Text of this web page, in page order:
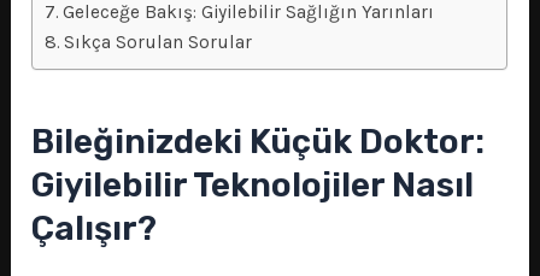
Geleceğe Bakış: Giyilebilir Sağlığın Yarınları
Sıkça Sorulan Sorular
Bileğinizdeki Küçük Doktor:
Giyilebilir Teknolojiler Nasıl
Çalışır?